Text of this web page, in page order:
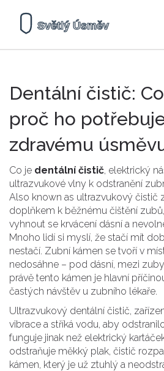
Dentální čistič:
proč ho
zdravému
Co je dentální čistič, elektrický
ultrazvukové vlny k odstranění
Also known as ultrazvukový čistič
doplňkem k běžnému čištění
vyhnout se krvácení dásní a
Mnoho lidí si myslí, že stačí mít
nestačí. Zubní kámen se tvoří v
nedosáhne – pod dásní, mezi
právě tento kámen je hlavní
častých návštěv u zubního lékaře.
Ultrazvukový dentální čistič,
vibrace a stříká vodu, aby
funguje jinak než elektrický
odstraňuje měkký plak, čistič
kámen, který je už ztuhlý a